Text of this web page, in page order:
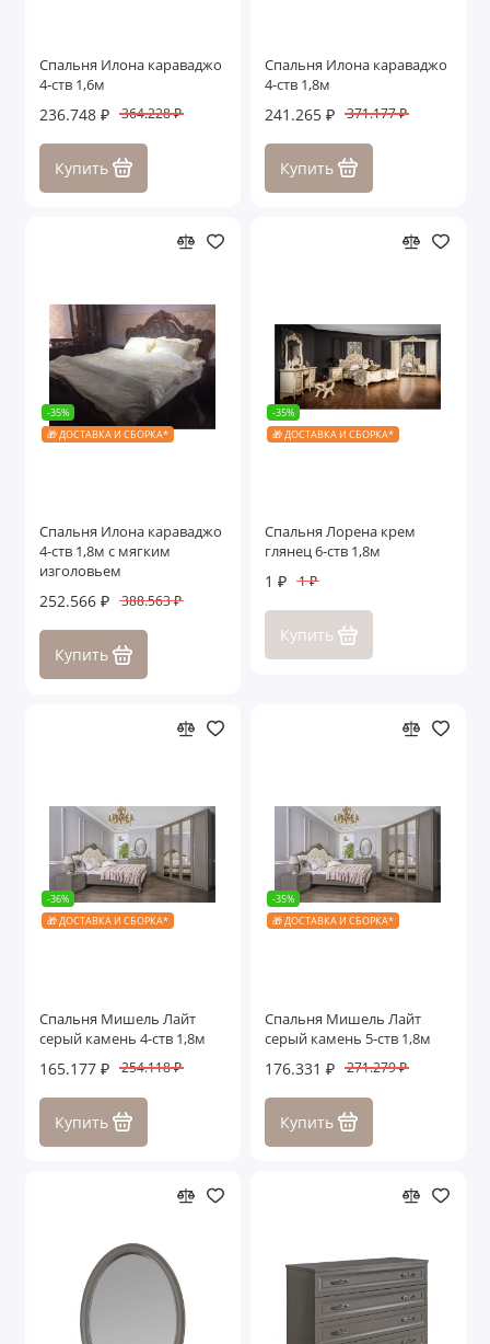
Спальня Илона караваджо
4-ств 1,6м
236.748 ₽ 364.228 ₽
Купить
Спальня Илона караваджо
4-ств 1,8м
241.265 ₽ 371.177 ₽
Купить
-35%
🎁 ДОСТАВКА И СБОРКА*
Спальня Илона караваджо
4-ств 1,8м с мягким
изголовьем
252.566 ₽ 388.563 ₽
Купить
-35%
🎁 ДОСТАВКА И СБОРКА*
Спальня Лорена крем
глянец 6-ств 1,8м
1 ₽ 1 ₽
Купить
-36%
🎁 ДОСТАВКА И СБОРКА*
Спальня Мишель Лайт
серый камень 4-ств 1,8м
165.177 ₽ 254.118 ₽
Купить
-35%
🎁 ДОСТАВКА И СБОРКА*
Спальня Мишель Лайт
серый камень 5-ств 1,8м
176.331 ₽ 271.279 ₽
Купить